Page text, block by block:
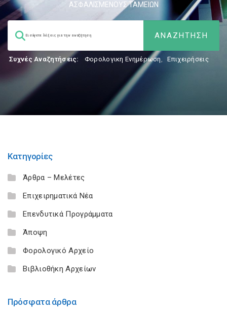
ΑΣΦΑΛΙΣΜΕΝΟΥΣ ΤΑΜΕΙΩΝ
Συχνές Αναζητήσεις: Φορολογικη Ενημέρωση, Επιχειρήσεις
Κατηγορίες
Άρθρα – Μελέτες
Επιχειρηματικά Νέα
Επενδυτικά Προγράμματα
Άποψη
Φορολογικό Αρχείο
Βιβλιοθήκη Αρχείων
Πρόσφατα άρθρα